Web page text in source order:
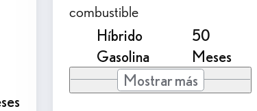
combustible
Híbrido
Gasolina
50
Meses
Mostrar más